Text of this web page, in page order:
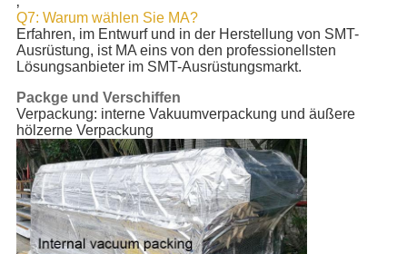
Q7: Warum wählen Sie MA?
Erfahren, im Entwurf und in der Herstellung von SMT-
Ausrüstung, ist MA eins von den professionellsten
Lösungsanbieter im SMT-Ausrüstungsmarkt.
Packge und Verschiffen
Verpackung: interne Vakuumverpackung und äußere
hölzerne Verpackung